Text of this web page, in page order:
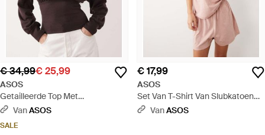
€ 34,99€ 25,99
ASOS
Getailleerde Top Met
Interlocknaden, Lange Mouwen
VanASOS
SALE
€ 17,99
ASOS
Set Van T-Shirt Van Slubkatoen
Met Korte Mouwen En
VanASOS